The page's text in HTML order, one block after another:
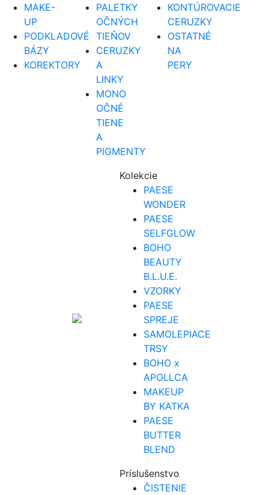
MAKE-
UP
PODKLADOVÉ
BÁZY
KOREKTORY
PALETKY
OČNÝCH
TIEŇOV
CERUZKY
A
LINKY
MONO
OČNÉ
TIENE
A
PIGMENTY
KONTÚROVACIE
CERUZKY
OSTATNÉ
NA
PERY
Kolekcie
PAESE
WONDER
PAESE
SELFGLOW
BOHO
BEAUTY
B.L.U.E.
VZORKY
PAESE
SPREJE
SAMOLEPIACE
TRSY
BOHO x
APOLLCA
MAKEUP
BY KATKA
PAESE
BUTTER
BLEND
Príslušenstvo
ČISTENIE